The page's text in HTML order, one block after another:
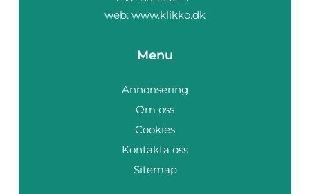
web: www.klikko.dk
Menu
Annonsering
Om oss
Cookies
Kontakta oss
Sitemap